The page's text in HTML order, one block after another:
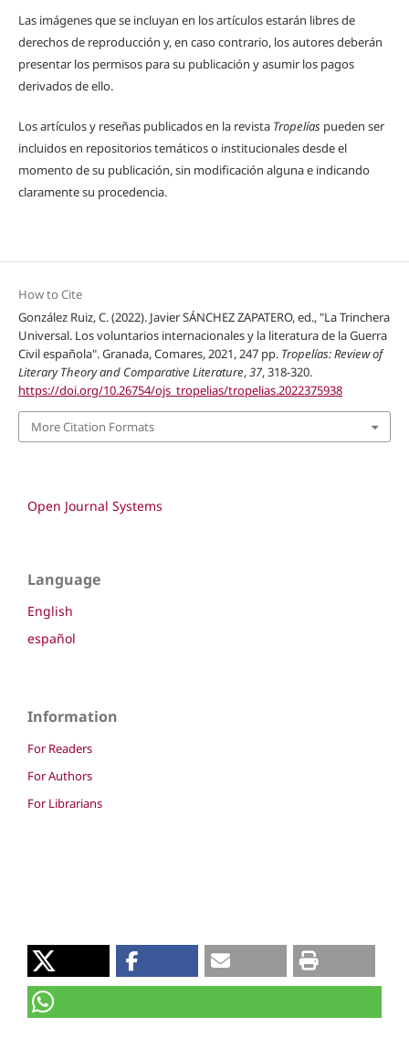
Las imágenes que se incluyan en los artículos estarán libres de
derechos de reproducción y, en caso contrario, los autores deberán
presentar los permisos para su publicación y asumir los pagos
derivados de ello.
Los artículos y reseñas publicados en la revista Tropelíaspueden ser
incluidos en repositorios temáticos o institucionales desde el
momento de su publicación, sin modificación alguna e indicando
claramente su procedencia.
How to Cite
González Ruiz, C. (2022). Javier SÁNCHEZ ZAPATERO, ed., "La Trinchera
Universal. Los voluntarios internacionales y la literatura de la Guerra
Civil española". Granada, Comares, 2021, 247 pp. Tropelías: Review of
Literary Theory and Comparative Literature,37, 318-320.
https://doi.org/10.26754/ojs_tropelias/tropelias.2022375938
More Citation Formats
Open Journal Systems
Language
English
español
Information
For Readers
For Authors
For Librarians